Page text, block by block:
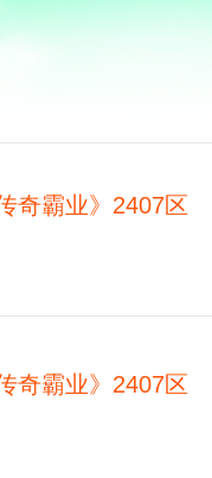
传奇霸业》2407
传奇霸业》2407